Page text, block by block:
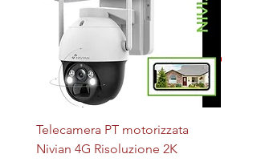
Telecamera PT motorizzata
Nivian 4G Risoluzione 2K